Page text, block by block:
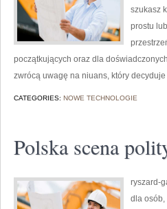
szukasz
prostu
początkujących oraz dla
zwrócą uwagę na niuans, który decyduje
CATEGORIES: NOWE TECHNOLOGIE
Polska scena
ryszard-
dla osób,